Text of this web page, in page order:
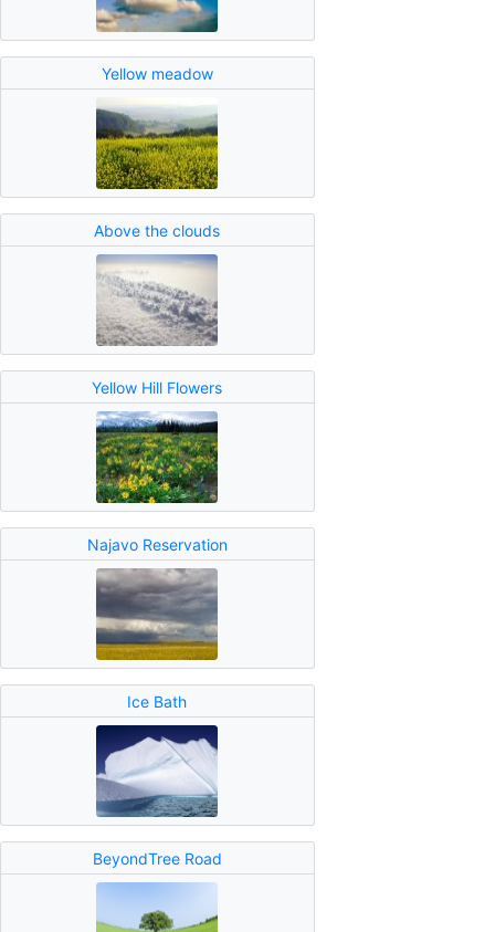
Yellow meadow
Above the clouds
Yellow Hill Flowers
Najavo Reservation
Ice Bath
BeyondTree Road